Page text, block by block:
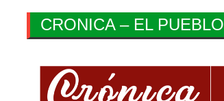
CRONICA – EL PUEBLO